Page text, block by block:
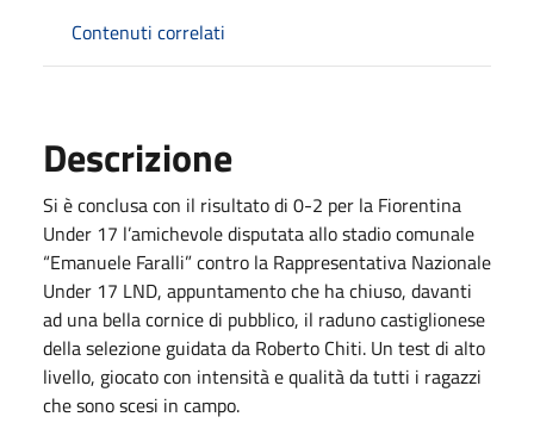
Contenuti correlati
Descrizione
Si è conclusa con il risultato di 0-2 per la Fiorentina
Under 17 l’amichevole disputata allo stadio comunale
“Emanuele Faralli” contro la Rappresentativa Nazionale
Under 17 LND, appuntamento che ha chiuso, davanti
ad una bella cornice di pubblico, il raduno castiglionese
della selezione guidata da Roberto Chiti. Un test di alto
livello, giocato con intensità e qualità da tutti i ragazzi
che sono scesi in campo.